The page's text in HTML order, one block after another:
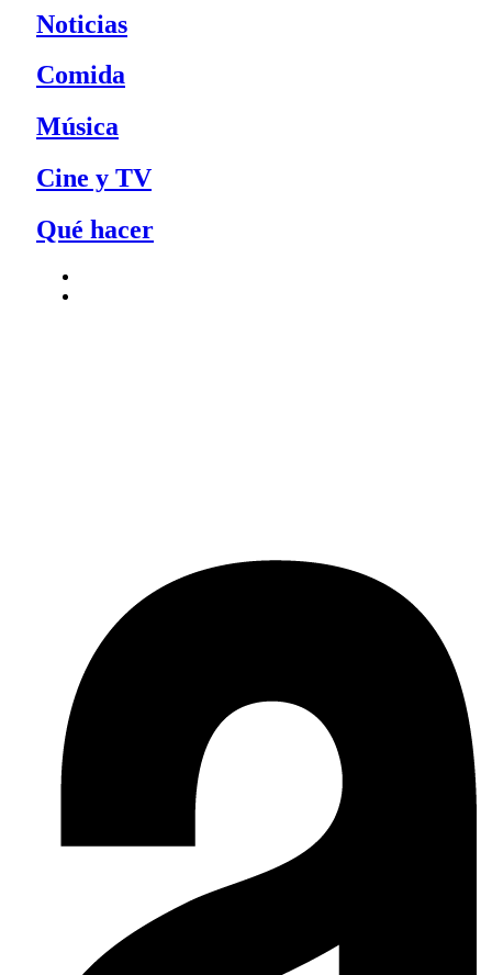
Noticias
Comida
Música
Cine y TV
Qué hacer